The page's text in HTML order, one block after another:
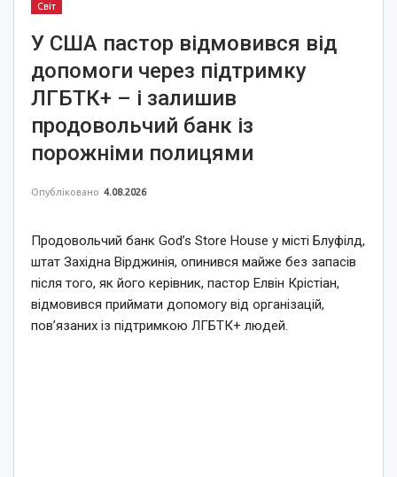
Світ
У США пастор відмовився від
допомоги через підтримку
ЛГБТК+ – і залишив
продовольчий банк із
порожніми полицями
Опубліковано 4.08.2026
Продовольчий банк God’s Store House у місті Блуфілд,
штат Західна Вірджинія, опинився майже без запасів
після того, як його керівник, пастор Елвін Крістіан,
відмовився приймати допомогу від організацій,
пов’язаних із підтримкою ЛГБТК+ людей.